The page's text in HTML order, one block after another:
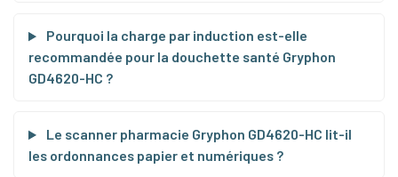
Pourquoi la charge par induction est-elle
recommandée pour la douchette santé Gryphon
GD4620-HC ?
Le scanner pharmacie Gryphon GD4620-HC lit-il
les ordonnances papier et numériques ?